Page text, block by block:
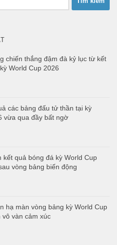
chiến thắng đậm đà kỷ lục từ kết
World Cup 2026
các bảng đấu tử thần tại kỳ
vừa qua đầy bất ngờ
kết quả bóng đá kỳ World Cup
vòng bảng biến động
hạ màn vòng bảng kỳ World Cup
vô vàn cảm xúc